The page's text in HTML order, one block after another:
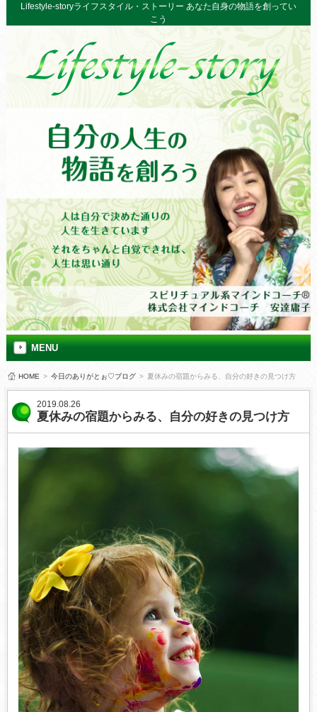
Lifestyle-storyライフスタイル・ストーリー あなた自身の物語を創ってい
こう
MENU
HOME > 今日のありがとぉ♡ブログ > 夏休みの宿題からみる、自分の好きの見つけ方
2019.08.26
夏休みの宿題からみる、自分の好きの見つけ方